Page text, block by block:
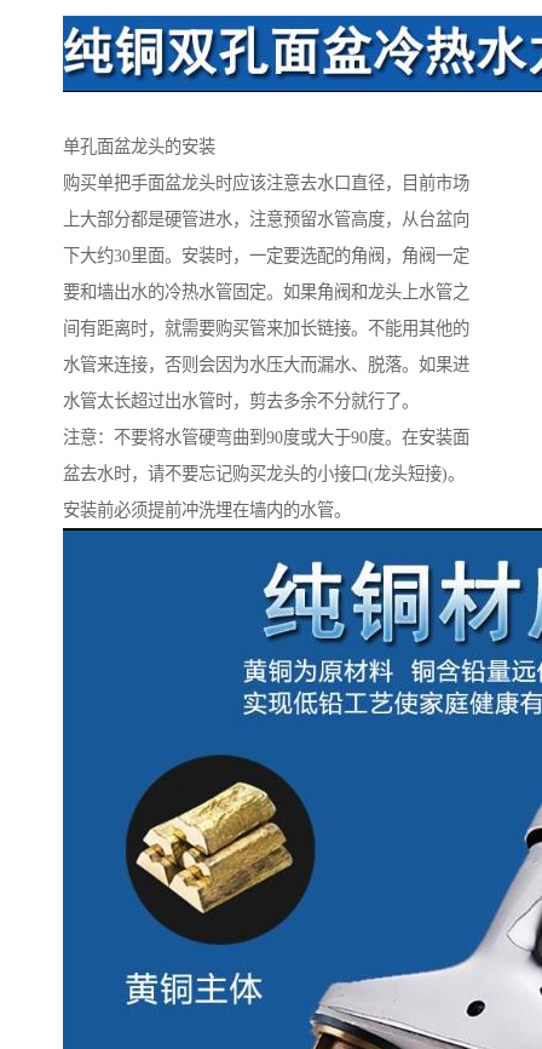
单孔面盆龙头的安装
购买单把手面盆龙头时应该注意去水口直径，目前市场
上大部分都是硬管进水，注意预留水管高度，从台盆向
下大约30里面。安装时，一定要选配的角阀，角阀一定
要和墙出水的冷热水管固定。如果角阀和龙头上水管之
间有距离时，就需要购买管来加长链接。不能用其他的
水管来连接，否则会因为水压大而漏水、脱落。如果进
水管太长超过出水管时，剪去多余不分就行了。
注意：不要将水管硬弯曲到90度或大于90度。在安装面
盆去水时，请不要忘记购买龙头的小接口(龙头短接)。
安装前必须提前冲洗埋在墙内的水管。